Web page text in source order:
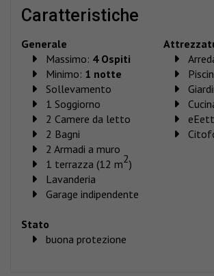
caratteristiche
Generale
Massimo: 4 Ospiti
Minimo: 1 notte
Sollevamento
1 Soggiorno
2 Camere da letto
2 Bagni
2 Armadi a muro
1 terrazza (12 m2)
Lavanderia
Garage indipendente
Stato
buona protezione